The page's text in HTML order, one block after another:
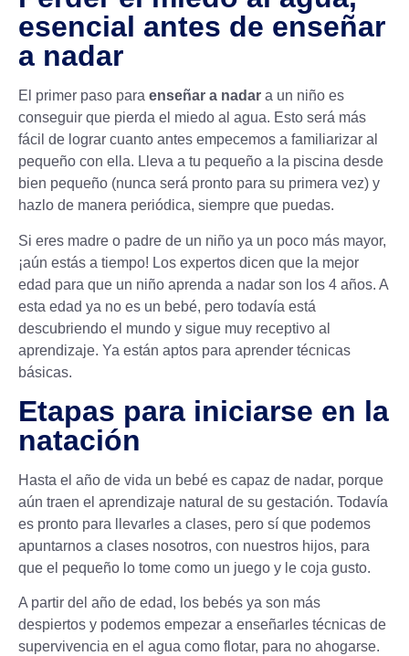
esencial antes de enseñar
a nadar
El primer paso para enseñar a nadar a un niño es
conseguir que pierda el miedo al agua. Esto será más
fácil de lograr cuanto antes empecemos a familiarizar al
pequeño con ella. Lleva a tu pequeño a la piscina desde
bien pequeño (nunca será pronto para su primera vez) y
hazlo de manera periódica, siempre que puedas.
Si eres madre o padre de un niño ya un poco más mayor,
¡aún estás a tiempo! Los expertos dicen que la mejor
edad para que un niño aprenda a nadar son los 4 años. A
esta edad ya no es un bebé, pero todavía está
descubriendo el mundo y sigue muy receptivo al
aprendizaje. Ya están aptos para aprender técnicas
básicas.
Etapas para iniciarse en la
natación
Hasta el año de vida un bebé es capaz de nadar, porque
aún traen el aprendizaje natural de su gestación. Todavía
es pronto para llevarles a clases, pero sí que podemos
apuntarnos a clases nosotros, con nuestros hijos, para
que el pequeño lo tome como un juego y le coja gusto.
A partir del año de edad, los bebés ya son más
despiertos y podemos empezar a enseñarles técnicas de
supervivencia en el agua como flotar, para no ahogarse.